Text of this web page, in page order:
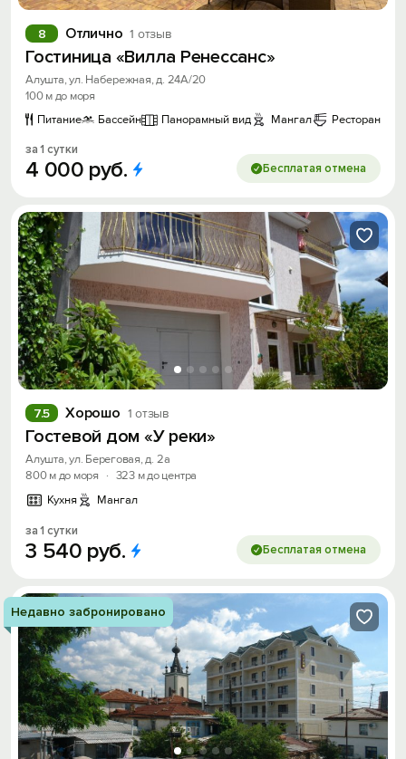
Отлично 1 отзыв
8
Гостиница «Вилла Ренессанс»
Алушта, ул. Набережная, д. 24А/20
100 м до моря
Питание
Бассейн Панорамный вид Мангал Ресторан
за 1 сутки
4 000 руб. Бесплатая отмена
Хорошо 1 отзыв
7.5
Гостевой дом «У реки»
Алушта, ул. Береговая, д. 2а
800 м до моря
· 323 м до центра
Кухня
Мангал
за 1 сутки
3 540 руб. Бесплатая отмена
Недавно забронировано
Вход на сайт